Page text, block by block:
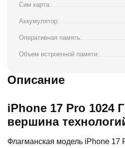
Сим карта:
Аккумулятор:
Оперативная память:
Объем встроенной памяти:
Описание
iPhone 17 Pro 1024
вершина
Флагманская модель iPhone 17